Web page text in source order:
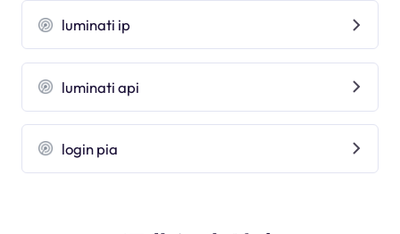
luminati ip
luminati api
login pia